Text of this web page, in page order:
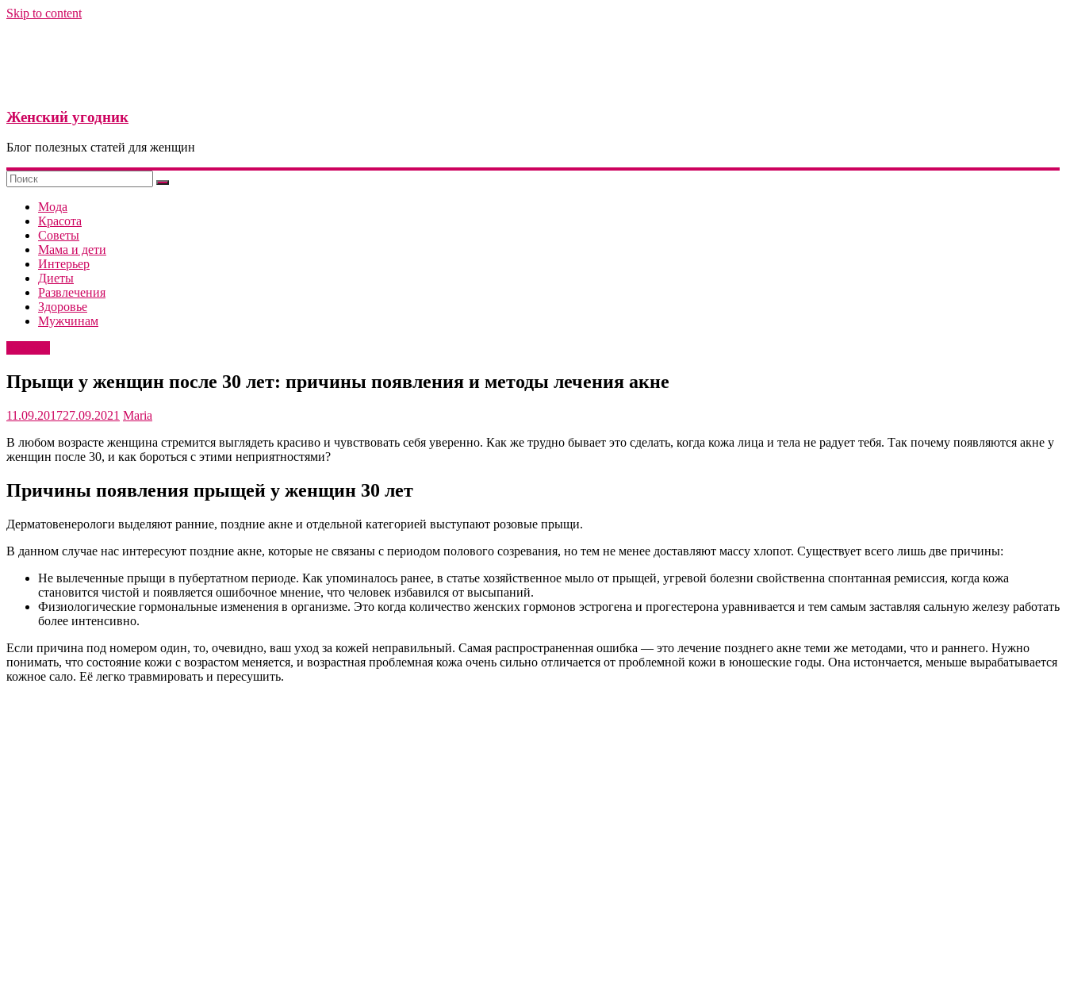
Skip to content
Женский угодник
Блог полезных статей для женщин
Мода
Красота
Советы
Мама и дети
Интерьер
Диеты
Развлечения
Здоровье
Мужчинам
Прыщи у женщин после 30 лет: причины появления и методы лечения акне
11.09.201727.09.2021 Maria
В любом возрасте женщина стремится выглядеть красиво и чувствовать себя уверенно. Как же трудно бывает это сделать, когда кожа лица и тела не радует тебя. Так почему появляются акне у
женщин после 30, и как бороться с этими неприятностями?
Причины появления прыщей у женщин 30 лет
Дерматовенерологи выделяют ранние, поздние акне и отдельной категорией выступают розовые прыщи.
В данном случае нас интересуют поздние акне, которые не связаны с периодом полового созревания, но тем не менее доставляют массу хлопот. Существует всего лишь две причины:
Не вылеченные прыщи в пубертатном периоде. Как упоминалось ранее, в статье хозяйственное мыло от прыщей, угревой болезни свойственна спонтанная ремиссия, когда кожа
становится чистой и появляется ошибочное мнение, что человек избавился от высыпаний.
Физиологические гормональные изменения в организме. Это когда количество женских гормонов эстрогена и прогестерона уравнивается и тем самым заставляя сальную железу работать
более интенсивно.
Если причина под номером один, то, очевидно, ваш уход за кожей неправильный. Самая распространенная ошибка — это лечение позднего акне теми же методами, что и раннего. Нужно
понимать, что состояние кожи с возрастом меняется, и возрастная проблемная кожа очень сильно отличается от проблемной кожи в юношеские годы. Она истончается, меньше вырабатывается
кожное сало. Её легко травмировать и пересушить.